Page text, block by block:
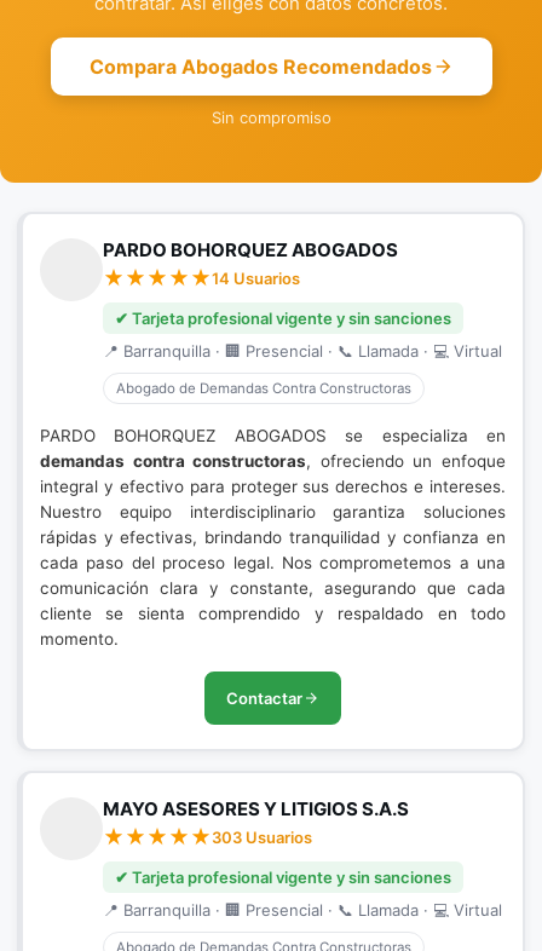
Compara Abogados Recomendados
Sin compromiso
PARDO BOHORQUEZ ABOGADOS
14 Usuarios
✔ Tarjeta profesional vigente y sin sanciones
📍 Barranquilla · 🏢 Presencial · 📞 Llamada · 💻 Virtual
Abogado de Demandas Contra Constructoras
PARDO BOHORQUEZ ABOGADOS se especializa en
demandas contra constructoras, ofreciendo un enfoque
integral y efectivo para proteger sus derechos e intereses.
Nuestro equipo interdisciplinario garantiza soluciones
rápidas y efectivas, brindando tranquilidad y confianza en
cada paso del proceso legal. Nos comprometemos a una
comunicación clara y constante, asegurando que cada
cliente se sienta comprendido y respaldado en todo
momento.
Contactar
MAYO ASESORES Y LITIGIOS S.A.S
303 Usuarios
✔ Tarjeta profesional vigente y sin sanciones
📍 Barranquilla · 🏢 Presencial · 📞 Llamada · 💻 Virtual
Abogado de Demandas Contra Constructoras